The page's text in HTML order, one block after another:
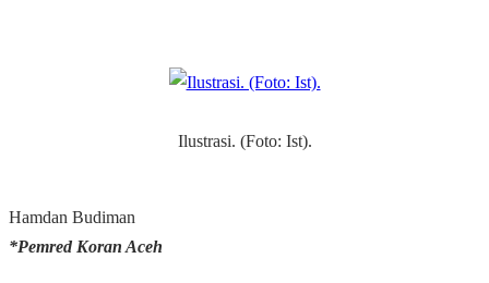
Ilustrasi. (Foto: Ist).
Hamdan Budiman
*Pemred Koran Aceh